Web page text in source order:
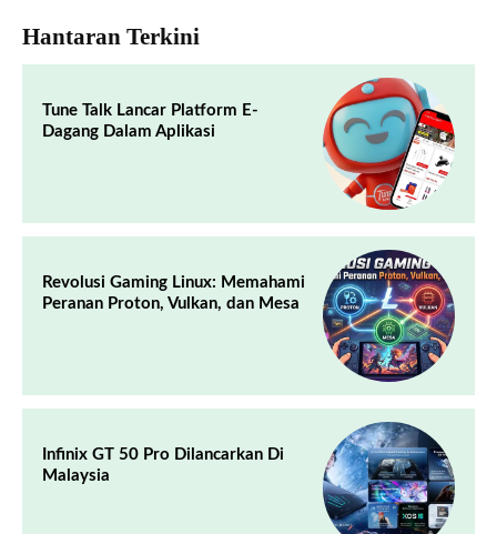
Hantaran Terkini
Tune Talk Lancar Platform E-
Dagang Dalam Aplikasi
Revolusi Gaming Linux: Memahami
Peranan Proton, Vulkan, dan Mesa
Infinix GT 50 Pro Dilancarkan Di
Malaysia